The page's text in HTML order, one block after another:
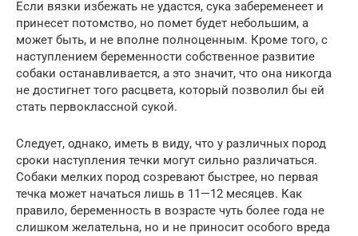
Если вязки избежать не удастся, сука забеременеет и
принесет потомство, но помет будет небольшим, а
может быть, и не вполне полноценным. Кроме того, с
наступлением беременности собственное развитие
собаки останавливается, а это значит, что она никогда
не достигнет того расцвета, который позволил бы ей
стать первоклассной сукой.
Следует, однако, иметь в виду, что у различных пород
сроки наступления течки могут сильно различаться.
Собаки мелких пород созревают быстрее, но первая
течка может начаться лишь в 11—12 месяцев. Как
правило, беременность в возрасте чуть более года не
слишком желательна, но и не приносит особого вреда